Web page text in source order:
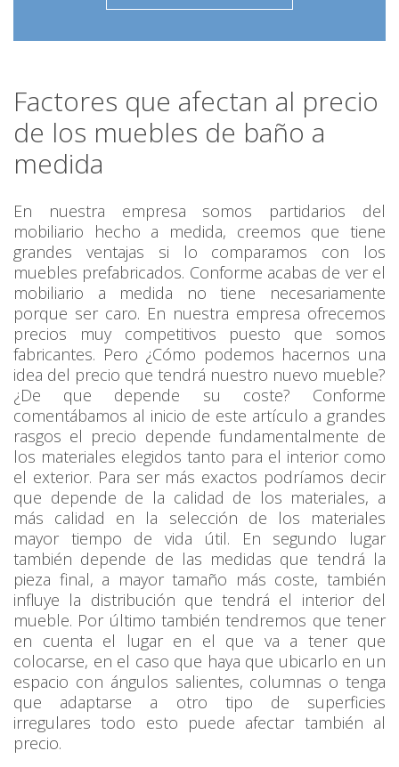
Factores que afectan al precio
de los muebles de baño a
medida
En nuestra empresa somos partidarios del
mobiliario hecho a medida, creemos que tiene
grandes ventajas si lo comparamos con los
muebles prefabricados. Conforme acabas de ver el
mobiliario a medida no tiene necesariamente
porque ser caro. En nuestra empresa ofrecemos
precios muy competitivos puesto que somos
fabricantes. Pero ¿Cómo podemos hacernos una
idea del precio que tendrá nuestro nuevo mueble?
¿De que depende su coste? Conforme
comentábamos al inicio de este artículo a grandes
rasgos el precio depende fundamentalmente de
los materiales elegidos tanto para el interior como
el exterior. Para ser más exactos podríamos decir
que depende de la calidad de los materiales, a
más calidad en la selección de los materiales
mayor tiempo de vida útil. En segundo lugar
también depende de las medidas que tendrá la
pieza final, a mayor tamaño más coste, también
influye la distribución que tendrá el interior del
mueble. Por último también tendremos que tener
en cuenta el lugar en el que va a tener que
colocarse, en el caso que haya que ubicarlo en un
espacio con ángulos salientes, columnas o tenga
que adaptarse a otro tipo de superficies
irregulares todo esto puede afectar también al
precio.